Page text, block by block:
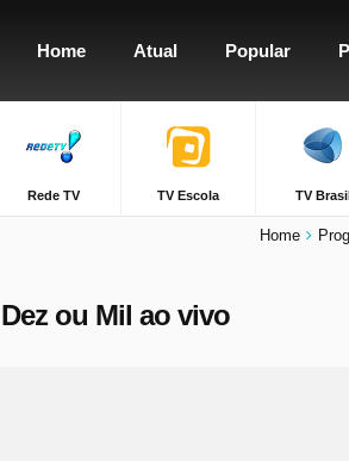
Home Atual Popular
Rede TV TV Escola TV
Home
ou Mil ao vivo